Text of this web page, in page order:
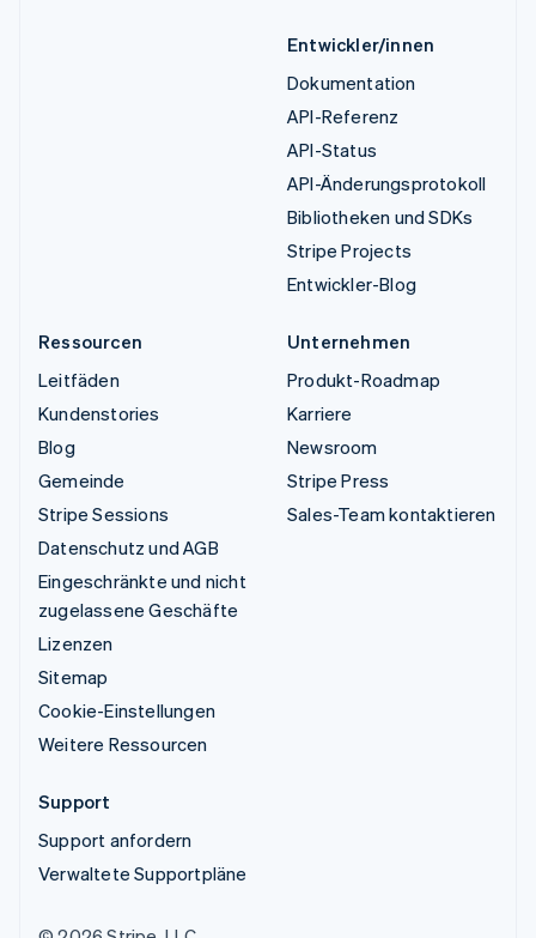
Entwickler/innen
Dokumentation
API-Referenz
API-Status
API-Änderungsprotokoll
Bibliotheken und SDKs
Stripe Projects
Entwickler-Blog
Ressourcen
Leitfäden
Kundenstories
Blog
Gemeinde
Stripe Sessions
Datenschutz und AGB
Eingeschränkte und nicht
zugelassene Geschäfte
Lizenzen
Sitemap
Cookie-Einstellungen
Weitere Ressourcen
Unternehmen
Produkt-Roadmap
Karriere
Newsroom
Stripe Press
Sales-Team kontaktieren
Support
Support anfordern
Verwaltete Supportpläne